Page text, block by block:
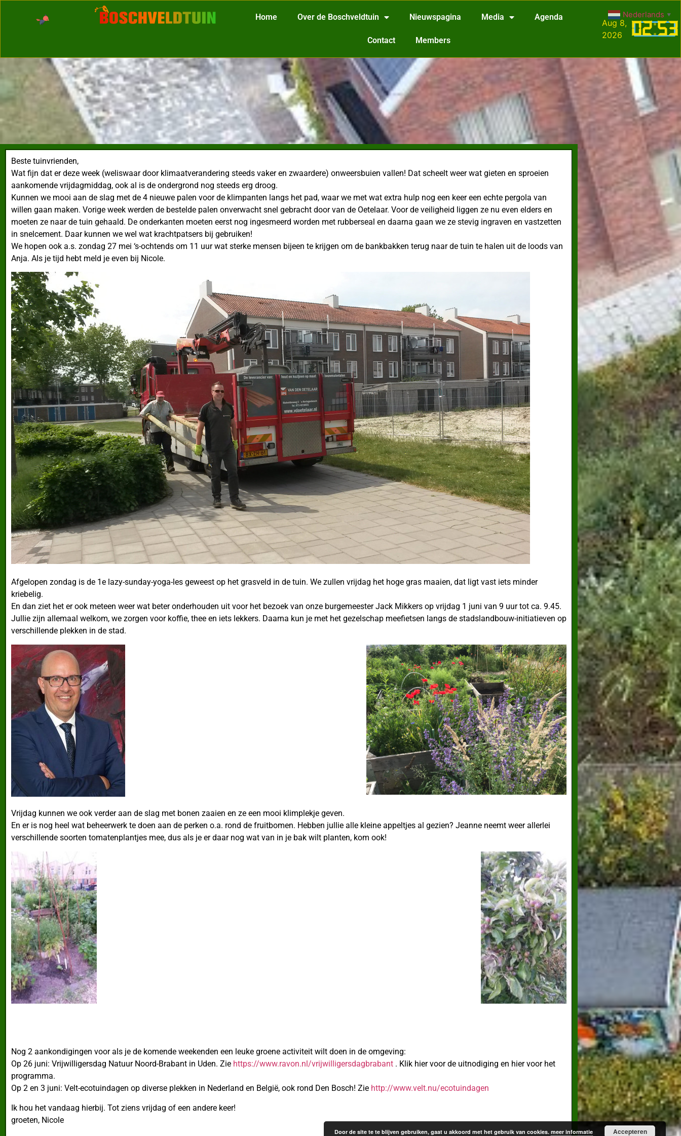
Home Over de Boschveldtuin Nieuwspagina Media Agenda
Contact Members
02:53
Aug 8,
2026
Beste tuinvrienden,
Wat fijn dat er deze week (weliswaar door klimaatverandering steeds vaker en zwaardere) onweersbuien vallen! Dat scheelt weer wat gieten en sproeien
aankomende vrijdagmiddag, ook al is de ondergrond nog steeds erg droog.
Kunnen we mooi aan de slag met de 4 nieuwe palen voor de klimpanten langs het pad, waar we met wat extra hulp nog een keer een echte pergola van
willen gaan maken. Vorige week werden de bestelde palen onverwacht snel gebracht door van de Oetelaar. Voor de veiligheid liggen ze nu even elders en
moeten ze naar de tuin gehaald. De onderkanten moeten eerst nog ingesmeerd worden met rubberseal en daarna gaan we ze stevig ingraven en vastzetten
in snelcement. Daar kunnen we wel wat krachtpatsers bij gebruiken!
We hopen ook a.s. zondag 27 mei ‘s-ochtends om 11 uur wat sterke mensen bijeen te krijgen om de bankbakken terug naar de tuin te halen uit de loods van
Anja. Als je tijd hebt meld je even bij Nicole.
Afgelopen zondag is de 1e lazy-sunday-yoga-les geweest op het grasveld in de tuin. We zullen vrijdag het hoge gras maaien, dat ligt vast iets minder
kriebelig.
En dan ziet het er ook meteen weer wat beter onderhouden uit voor het bezoek van onze burgemeester Jack Mikkers op vrijdag 1 juni van 9 uur tot ca. 9.45.
Jullie zijn allemaal welkom, we zorgen voor koffie, thee en iets lekkers. Daarna kun je met het gezelschap meefietsen langs de stadslandbouw-initiatieven op
verschillende plekken in de stad.
Vrijdag kunnen we ook verder aan de slag met bonen zaaien en ze een mooi klimplekje geven.
En er is nog heel wat beheerwerk te doen aan de perken o.a. rond de fruitbomen. Hebben jullie alle kleine appeltjes al gezien? Jeanne neemt weer allerlei
verschillende soorten tomatenplantjes mee, dus als je er daar nog wat van in je bak wilt planten, kom ook!
Nog 2 aankondigingen voor als je de komende weekenden een leuke groene activiteit wilt doen in de omgeving:
Op 26 juni: Vrijwilligersdag Natuur Noord-Brabant in Uden. Zie https://www.ravon.nl/vrijwilligersdagbrabant . Klik hier voor de uitnodiging en hier voor het
programma.
Op 2 en 3 juni: Velt-ecotuindagen op diverse plekken in Nederland en België, ook rond Den Bosch! Zie http://www.velt.nu/ecotuindagen
Ik hou het vandaag hierbij. Tot ziens vrijdag of een andere keer!
groeten, Nicole
Nederlands ▼
Door de site te te blijven gebruiken, gaat u akkoord met het gebruik van cookies. meer informatie Accepteren